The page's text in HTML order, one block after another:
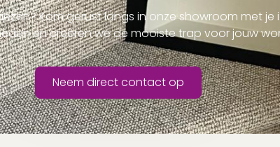
Kom gerust langs in onze showroom met je
en creëren we de mooiste trap voor jouw
Neem direct contact op